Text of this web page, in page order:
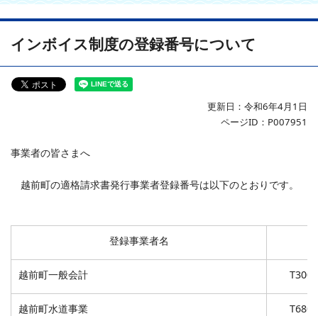
インボイス制度の登録番号について
更新日：令和6年4月1日
ページID：P007951
事業者の皆さまへ
越前町の適格請求書発行事業者登録番号は以下のとおりです。
登録事業者名
越前町一般会計
越前町水道事業